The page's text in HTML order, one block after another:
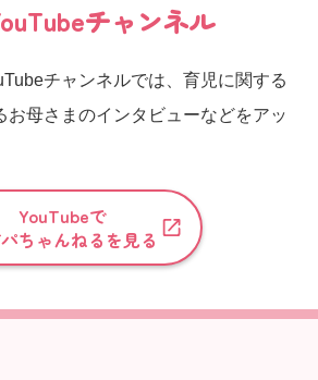
チャンネル
チャンネルでは、育児に関する
お母さまのインタビューなどをアッ
YouTubeで
ちゃんねるを見る